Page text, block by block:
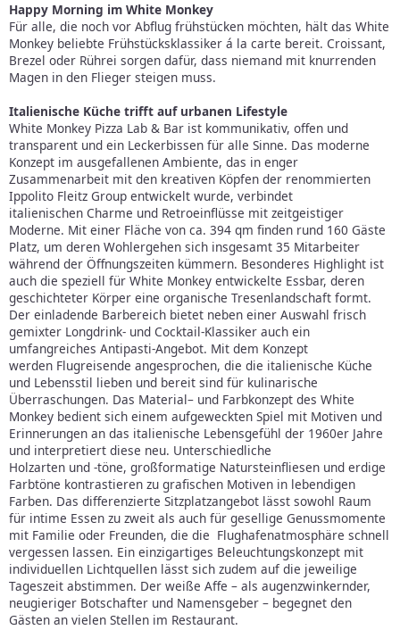
Happy Morning im White Monkey
Für alle, die noch vor Abflug frühstücken möchten, hält das White
Monkey beliebte Frühstücksklassiker á la carte bereit. Croissant,
Brezel oder Rührei sorgen dafür, dass niemand mit knurrenden
Magen in den Flieger steigen muss.
Italienische Küche trifft auf urbanen Lifestyle
White Monkey Pizza Lab & Bar ist kommunikativ, offen und
transparent und ein Leckerbissen für alle Sinne. Das moderne
Konzept im ausgefallenen Ambiente, das in enger
Zusammenarbeit mit den kreativen Köpfen der renommierten
Ippolito Fleitz Group entwickelt wurde, verbindet
italienischen Charme und Retroeinflüsse mit zeitgeistiger
Moderne. Mit einer Fläche von ca. 394 qm finden rund 160 Gäste
Platz, um deren Wohlergehen sich insgesamt 35 Mitarbeiter
während der Öffnungszeiten kümmern. Besonderes Highlight ist
auch die speziell für White Monkey entwickelte Essbar, deren
geschichteter Körper eine organische Tresenlandschaft formt.
Der einladende Barbereich bietet neben einer Auswahl frisch
gemixter Longdrink- und Cocktail-Klassiker auch ein
umfangreiches Antipasti-Angebot. Mit dem Konzept
werden Flugreisende angesprochen, die die italienische Küche
und Lebensstil lieben und bereit sind für kulinarische
Überraschungen. Das Material– und Farbkonzept des White
Monkey bedient sich einem aufgeweckten Spiel mit Motiven und
Erinnerungen an das italienische Lebensgefühl der 1960er Jahre
und interpretiert diese neu. Unterschiedliche
Holzarten und -töne, großformatige Natursteinfliesen und erdige
Farbtöne kontrastieren zu grafischen Motiven in lebendigen
Farben. Das differenzierte Sitzplatzangebot lässt sowohl Raum
für intime Essen zu zweit als auch für gesellige Genussmomente
mit Familie oder Freunden, die die Flughafenatmosphäre schnell
vergessen lassen. Ein einzigartiges Beleuchtungskonzept mit
individuellen Lichtquellen lässt sich zudem auf die jeweilige
Tageszeit abstimmen. Der weiße Affe – als augenzwinkernder,
neugieriger Botschafter und Namensgeber – begegnet den
Gästen an vielen Stellen im Restaurant.